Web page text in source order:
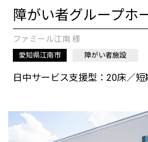
障がい者グループホ
ファミール江南 様
愛知県江南市 障がい者施設
日中サービス支援型：20床／